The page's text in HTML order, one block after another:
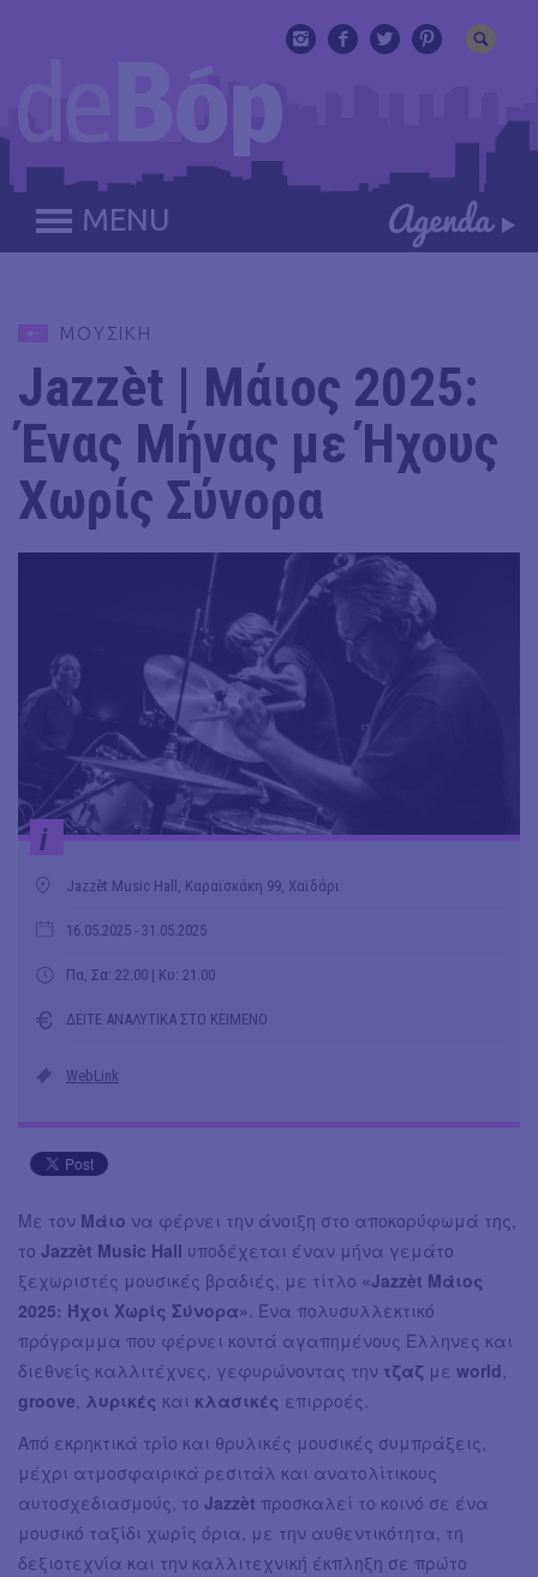
MENU
ΜΟΥΣΙΚΗ
Jazzèt | Μάιος 2025:
Ένας Μήνας με Ήχους
Χωρίς Σύνορα
i
Jazzèt Music Hall, Καραϊσκάκη 99, Χαϊδάρι
16.05.2025 - 31.05.2025
Πα, Σα: 22.00 | Κυ: 21.00
ΔΕΙΤΕ ΑΝΑΛΥΤΙΚΑ ΣΤΟ ΚΕΙΜΕΝΟ
WebLink
Με τον Μάιο να φέρνει την άνοιξη στο αποκορύφωμά της,
το Jazzèt Music Hall υποδέχεται έναν μήνα γεμάτο
ξεχωριστές μουσικές βραδιές, με τίτλο «Jazzèt Μάιος
2025: Ήχοι Χωρίς Σύνορα». Ένα πολυσυλλεκτικό
πρόγραμμα που φέρνει κοντά αγαπημένους Έλληνες και
διεθνείς καλλιτέχνες, γεφυρώνοντας την τζαζ με world,
groove, λυρικές και κλασικές επιρροές.
Από εκρηκτικά τρίο και θρυλικές μουσικές συμπράξεις,
μέχρι ατμοσφαιρικά ρεσιτάλ και ανατολίτικους
αυτοσχεδιασμούς, το Jazzèt προσκαλεί το κοινό σε ένα
μουσικό ταξίδι χωρίς όρια, με την αυθεντικότητα, τη
δεξιοτεχνία και την καλλιτεχνική έκπληξη σε πρώτο